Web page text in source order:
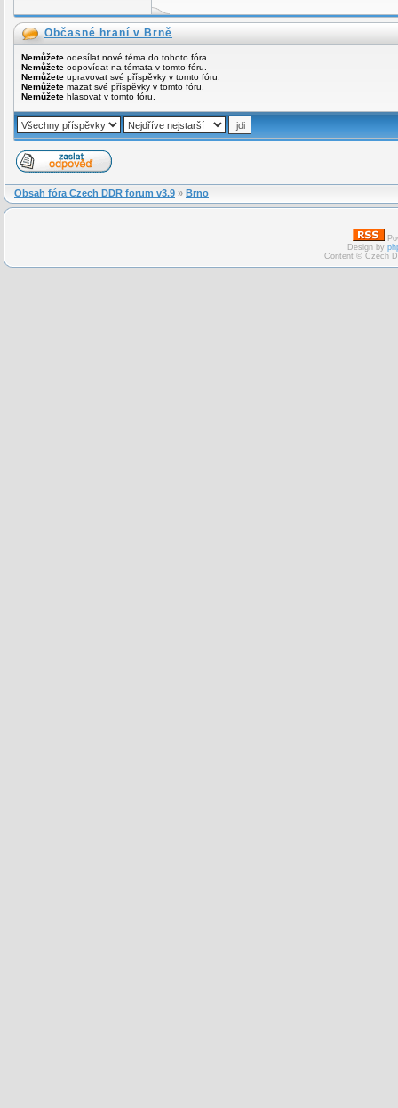
Občasné hraní v Brně
Nemůžete odesílat nové téma do tohoto fóra.
Nemůžete odpovídat na témata v tomto fóru.
Nemůžete upravovat své příspěvky v tomto fóru.
Nemůžete mazat své příspěvky v tomto fóru.
Nemůžete hlasovat v tomto fóru.
Obsah fóra Czech DDR forum v3.9 » Brno
Design by
Content © Czech